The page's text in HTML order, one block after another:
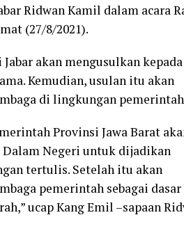
Ridwan Kamil dalam acara
(27/8/2021).
akan mengusulkan kepada
Kemudian, usulan itu akan
di lingkungan
Provinsi Jawa Barat
Negeri untuk dijadikan
tertulis. Setelah itu akan
pemerintah sebagai dasar
ucap Kang Emil –sapaan